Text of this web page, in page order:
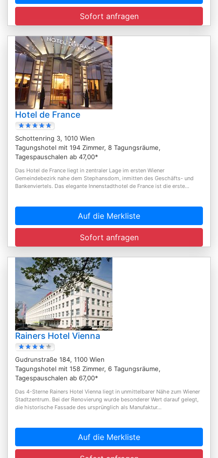
Sofort anfragen
Hotel de France
Schottenring 3, 1010 Wien
Tagungshotel mit 194 Zimmer, 8 Tagungsräume,
Tagespauschalen ab 47,00*
Das Hotel de France liegt in zentraler Lage im ersten Wiener
Gemeindebezirk nahe dem Stephansdom, inmitten des Geschäfts- und
Bankenviertels. Das elegante Innenstadthotel de France ist die erste...
Auf die Merkliste
Sofort anfragen
Rainers Hotel Vienna
Gudrunstraße 184, 1100 Wien
Tagungshotel mit 158 Zimmer, 6 Tagungsräume,
Tagespauschalen ab 67,00*
Das 4-Sterne Rainers Hotel Vienna liegt in unmittelbarer Nähe zum Wiener
Stadtzentrum. Bei der Renovierung wurde besonderer Wert darauf gelegt,
die historische Fassade des ursprünglich als Manufaktur...
Auf die Merkliste